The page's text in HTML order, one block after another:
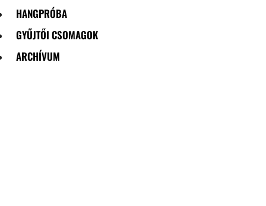
HANGPRÓBA
GYŰJTŐI CSOMAGOK
ARCHÍVUM